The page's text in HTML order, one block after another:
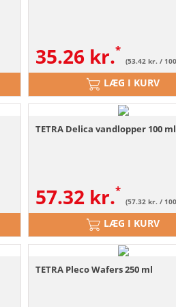
35.26 kr. (53.42 kr. /
LÆG I KURV
TETRA Delica vandlopper 100 ml
57.32 kr. (57.32 kr. /
LÆG I KURV
TETRA Pleco Wafers 250 ml